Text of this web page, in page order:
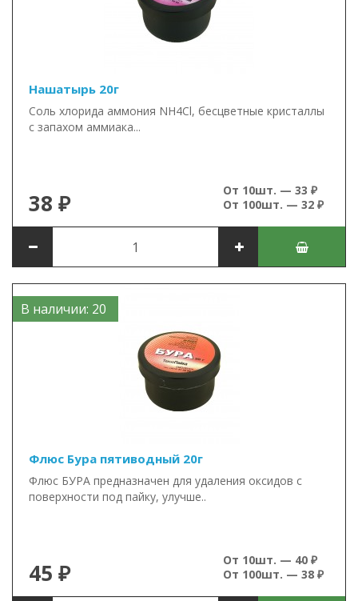
Нашатырь 20г
Соль хлорида аммония NH4Cl, бесцветные кристаллы
с запахом аммиака...
38 ₽
От 10шт. — 33 ₽
От 100шт. — 32 ₽
В наличии: 20
Флюс Бура пятиводный 20г
Флюс БУРА предназначен для удаления оксидов с
поверхности под пайку, улучше..
45 ₽
От 10шт. — 40 ₽
От 100шт. — 38 ₽